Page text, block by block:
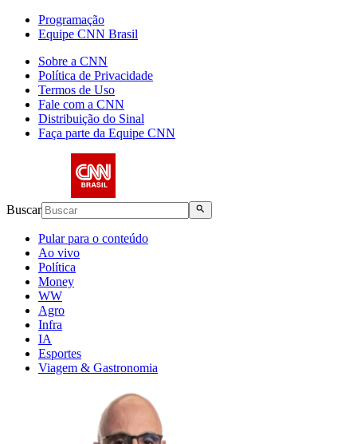
Programação
Equipe CNN Brasil
Sobre a CNN
Política de Privacidade
Termos de Uso
Fale com a CNN
Distribuição do Sinal
Faça parte da Equipe CNN
Buscar
Pular para o conteúdo
Ao vivo
Política
Money
WW
Agro
Infra
IA
Esportes
Viagem & Gastronomia